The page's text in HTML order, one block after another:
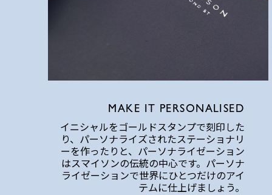
MAKE IT PERSONALISED
イニシャルをゴールドスタンプで刻印した
り、パーソナライズされたステーショナリ
ーを作ったりと、パーソナライゼーション
はスマイソンの伝統の中心です。パーソナ
ライゼーションで世界にひとつだけのアイ
テムに仕上げましょう。